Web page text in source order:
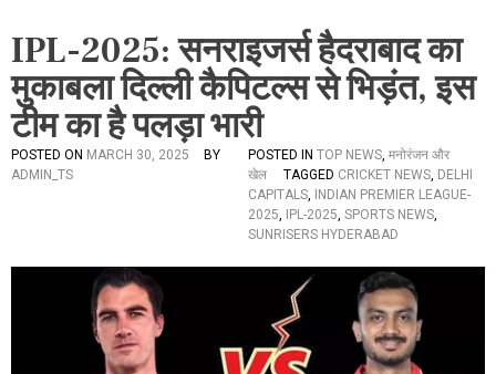
IPL-2025: सनराइजर्स हैदराबाद का
मुकाबला दिल्ली कैपिटल्स से भिड़ंत, इस
टीम का है पलड़ा भारी
POSTED ON MARCH 30, 2025
BY
ADMIN_TS
POSTED IN TOP NEWS, मनोरंजन और
खेल
TAGGED CRICKET NEWS, DELHI
CAPITALS,
INDIAN PREMIER LEAGUE-
2025, IPL-2025, SPORTS NEWS,
SUNRISERS HYDERABAD